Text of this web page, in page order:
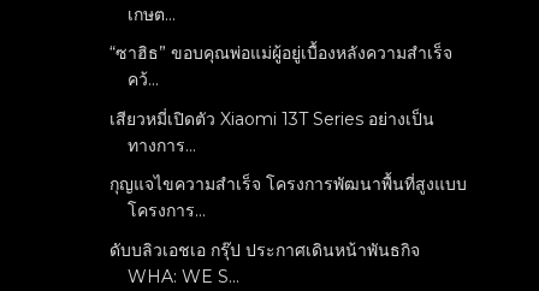
เกษต...
“ซาฮิธ” ขอบคุณพ่อแม่ผู้อยู่เบื้องหลังความสำเร็จ
คว้...
เสียวหมี่เปิดตัว Xiaomi 13T Series อย่างเป็น
ทางการ...
กุญแจไขความสำเร็จ โครงการพัฒนาพื้นที่สูงแบบ
โครงการ...
ดับบลิวเอชเอ กรุ๊ป ประกาศเดินหน้าพันธกิจ
WHA: WE S...